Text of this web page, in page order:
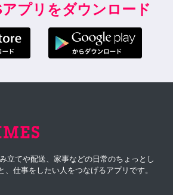
プリをダウンロード
立てや配送、家事などの日常のちょっとし
、仕事をしたい人をつなげるアプリです。